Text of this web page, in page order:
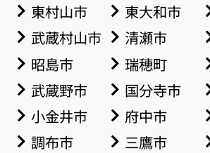
東村山市 東大和市
武蔵村山市
清瀬市
昭島市
瑞穂町
武蔵野市
国分寺市
小金井市
府中市
調布市
三鷹市